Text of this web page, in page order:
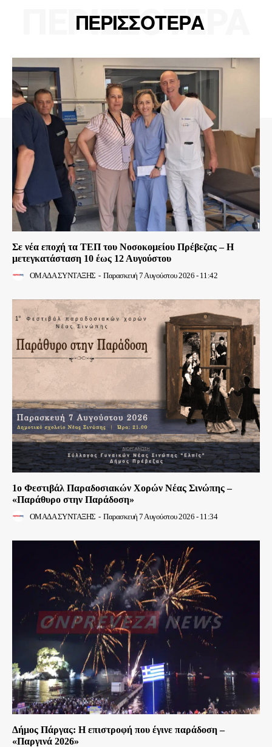
ΠΕΡΙΣΣΟΤΕΡΑ
ΠΕΡΙΣΣΟΤΕΡΑ
Σε νέα εποχή τα ΤΕΠ του Νοσοκομείου Πρέβεζας – Η
μετεγκατάσταση 10 έως 12 Αυγούστου
ΟΜΑΔΑ ΣΥΝΤΑΞΗΣ - Παρασκευή 7 Αυγούστου 2026 - 11:42
1ο Φεστιβάλ Παραδοσιακών Χορών Νέας Σινώπης –
«Παράθυρο στην Παράδοση»
ΟΜΑΔΑ ΣΥΝΤΑΞΗΣ - Παρασκευή 7 Αυγούστου 2026 - 11:34
Δήμος Πάργας: Η επιστροφή που έγινε παράδοση –
«Παργινά 2026»